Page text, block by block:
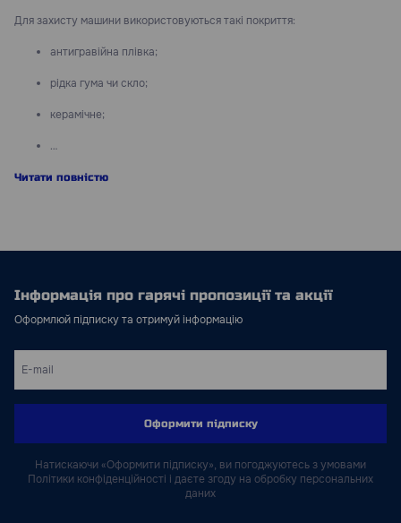
Для захисту машини використовуються такі покриття:
антигравійна плівка;
рідка гума чи скло;
керамічне;
…
Читати повністю
Інформація про гарячі пропозиції та акції
Оформлюй підписку та отримуй інформацію
Оформити підписку
Натискаючи «Оформити підписку», ви погоджуютесь з умовами
Політики конфіденційності і даєте згоду на обробку персональних
даних